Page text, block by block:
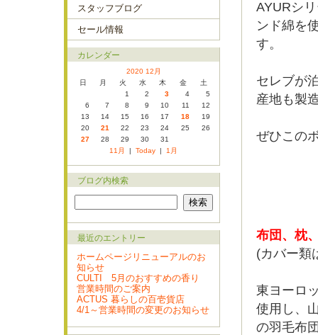
AYURシ
ンド綿を
す。
セレブが
産地も製
ぜひこの
布団、枕
(カバー類
東ヨーロ
使用し、
の羽毛布
スタッフブログ
セール情報
カレンダー
2020 12月
日
月 火 水 木 金
土
1
2 3 4
5
6
7 8 9 10 11
12
13
14 15 16 17 18
19
20
21 22 23 24 25
26
27
28 29 30
31
11月
| Today | 1月
ブログ内検索
最近のエントリー
ホームページリニューアルのお
知らせ
CULTI 5月のおすすめの香り
営業時間のご案内
ACTUS 暮らしの百壱貨店
4/1～営業時間の変更のお知らせ